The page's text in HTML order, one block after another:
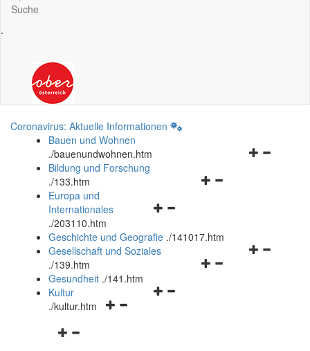
Suche
.
Coronavirus: Aktuelle Informationen
Bauen und Wohnen
./bauenundwohnen.htm
Navigationsmenü
Bildung und Forschung
./133.htm
Navigationsmenü
und
schließen
Europa und
Internationales
./203110.htm
Geschichte und Geografie ./141017.htm
Navigationsmenü
Gesellschaft und Soziales
./139.htm
Navigationsmenü
Gesundheit ./141.htm
Navigationsmenü
Kultur
./kultur.htm
Navigationsmenü